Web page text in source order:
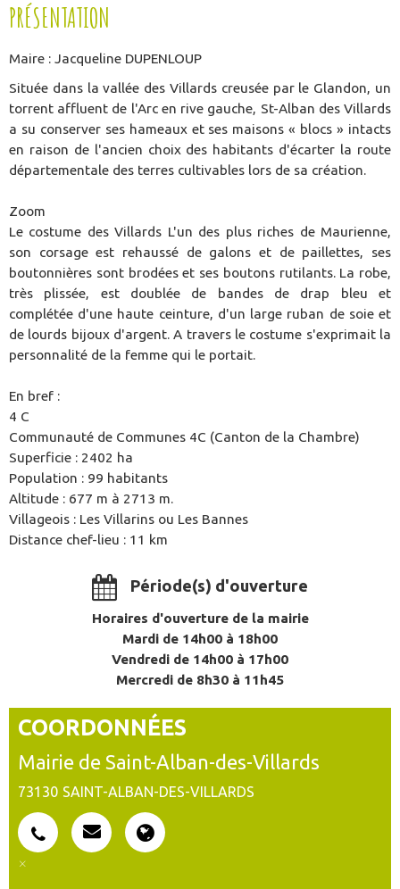
PRÉSENTATION
Maire : Jacqueline DUPENLOUP
Située dans la vallée des Villards creusée par le Glandon, un
torrent affluent de l'Arc en rive gauche, St-Alban des Villards
a su conserver ses hameaux et ses maisons « blocs » intacts
en raison de l'ancien choix des habitants d'écarter la route
départementale des terres cultivables lors de sa création.
Zoom
Le costume des Villards L'un des plus riches de Maurienne,
son corsage est rehaussé de galons et de paillettes, ses
boutonnières sont brodées et ses boutons rutilants. La robe,
très plissée, est doublée de bandes de drap bleu et
complétée d'une haute ceinture, d'un large ruban de soie et
de lourds bijoux d'argent. A travers le costume s'exprimait la
personnalité de la femme qui le portait.
En bref :
4 C
Communauté de Communes 4C (Canton de la Chambre)
Superficie : 2402 ha
Population : 99 habitants
Altitude : 677 m à 2713 m.
Villageois : Les Villarins ou Les Bannes
Distance chef-lieu : 11 km
Période(s) d'ouverture
Horaires d'ouverture de la mairie
Mardi de 14h00 à 18h00
Vendredi de 14h00 à 17h00
Mercredi de 8h30 à 11h45
COORDONNÉES
Mairie de Saint-Alban-des-Villards
73130 SAINT-ALBAN-DES-VILLARDS